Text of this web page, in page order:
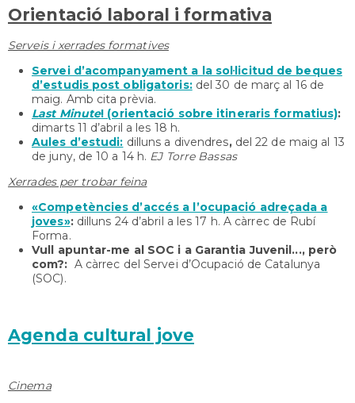
Orientació laboral i formativa
Serveis i xerrades formatives
Servei d’acompanyament a la sol·licitud de beques
d’estudis post obligatoris: del 30 de març al 16 de
maig. Amb cita prèvia.
Last Minute! (orientació sobre itineraris formatius):
dimarts 11 d’abril a les 18 h.
Aules d’estudi: dilluns a divendres, del 22 de maig al 13
de juny, de 10 a 14 h. EJ Torre Bassas
Xerrades per trobar feina
«Competències d’accés a l’ocupació adreçada a
joves»: dilluns 24 d’abril a les 17 h. A càrrec de Rubí
Forma.
Vull apuntar-me al SOC i a Garantia Juvenil..., però
com?: A càrrec del Servei d’Ocupació de Catalunya
(SOC).
Agenda cultural jove
Cinema